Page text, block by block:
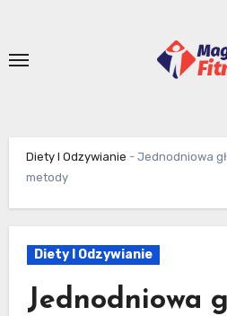
content
Diety I Odzywianie -Jednodniowa
metody
Diety I Odzywianie
Jednodniowa